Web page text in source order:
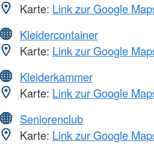
Karte: Link zur Google
Kleidercontainer
Karte: Link zur Google
Kleiderkammer
Karte: Link zur Google
Seniorenclub
Karte: Link zur Google